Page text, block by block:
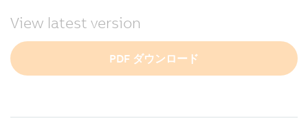
View latest version
PDF ダウンロード